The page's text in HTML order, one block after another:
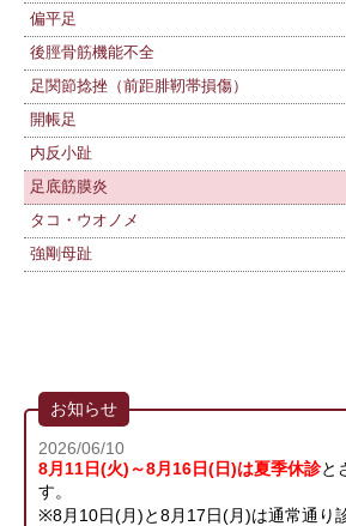
偏平足
後脛骨筋機能不全
足関節捻挫（前距腓靭帯損傷）
開帳足
内反小趾
足底筋膜炎
タコ・ウオノメ
強剛母趾
お知らせ
2026/06/10
8月11日(火)～8月16日(日)は夏季休診と
す。
※8月10日(月)と8月17日(月)は通常通り